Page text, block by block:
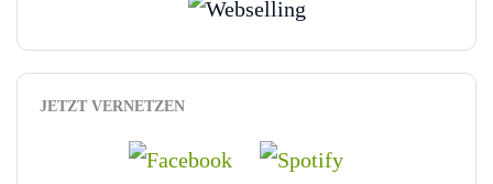
JETZT VERNETZEN